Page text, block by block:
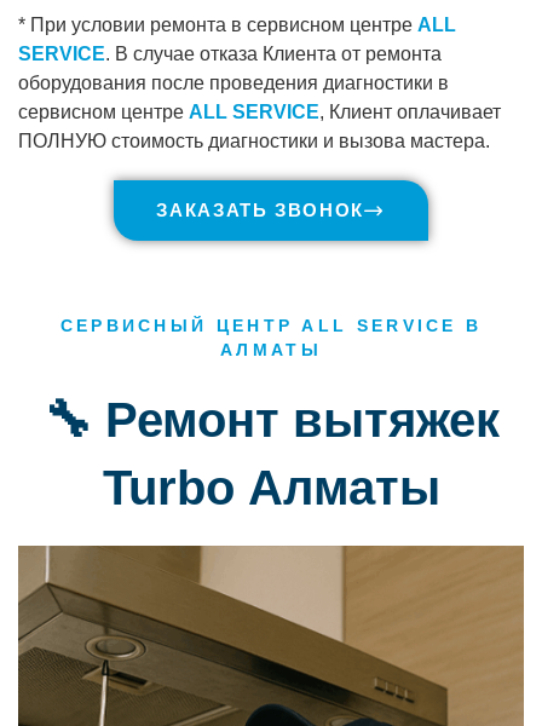
* При условии ремонта в сервисном центре ALL
SERVICE. В случае отказа Клиента от ремонта
оборудования после проведения диагностики в
сервисном центре ALL SERVICE, Клиент оплачивает
ПОЛНУЮ стоимость диагностики и вызова мастера.
ЗАКАЗАТЬ ЗВОНОК
СЕРВИСНЫЙ ЦЕНТР ALL SERVICE В
АЛМАТЫ
🔧 Ремонт вытяжек
Turbo Алматы